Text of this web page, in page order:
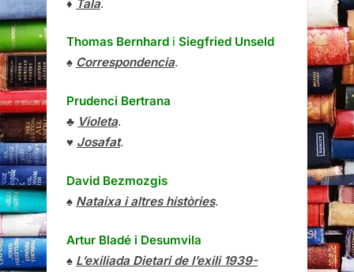
♦ Tala.
Thomas Bernhard i Siegfried Unseld
♠ Correspondencia.
Prudenci Bertrana
♣ Violeta.
♥ Josafat.
David Bezmozgis
♠ Nataixa i altres històries.
Artur Bladé i Desumvila
♠ L’exiliada Dietari de l’exili 1939-